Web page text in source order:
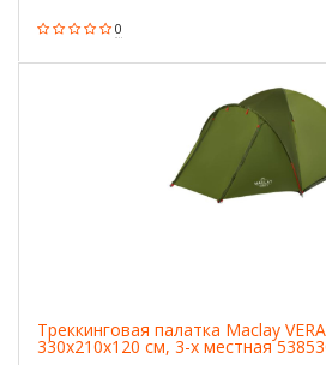
0
Треккинговая палатка Maclay
330х210х120 см, 3-х местная